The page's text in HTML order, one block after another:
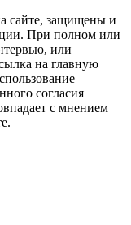
сайте, защищены и
При полном или
или
на главную
согласия
с мнением